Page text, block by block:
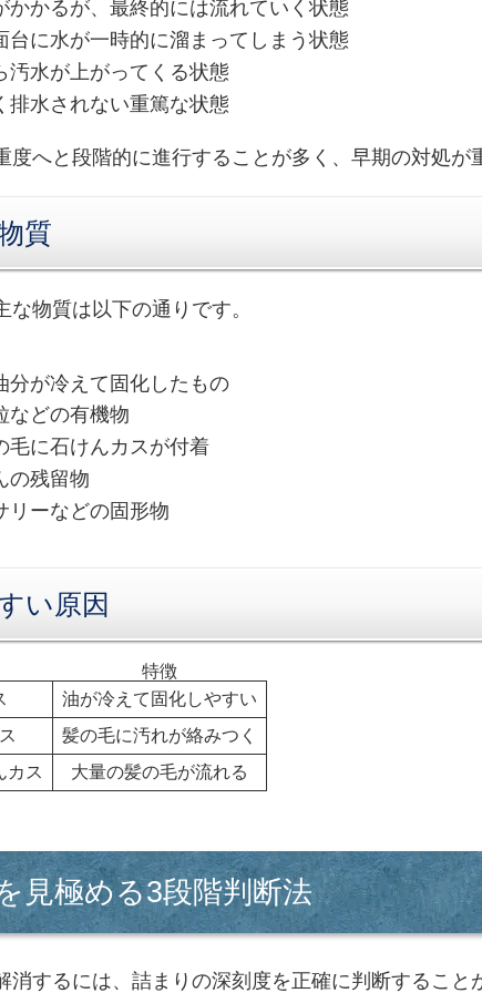
かかるが、最終的には流れていく状態
台に水が一時的に溜まってしまう状態
汚水が上がってくる状態
排水されない重篤な状態
度へと段階的に進行することが多く、早期の対処が
質
物質は以下の通りです。
分が冷えて固化したもの
などの有機物
毛に石けんカスが付着
の残留物
リーなどの固形物
い原因
特徴
油が冷えて固化しやすい
髪の毛に汚れが絡みつく
カス 大量の髪の毛が流れる
見極める3段階判断法
消するには、詰まりの深刻度を正確に判断すること